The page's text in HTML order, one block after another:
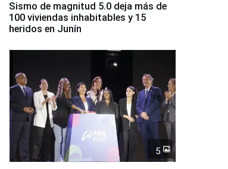
Sismo de magnitud 5.0 deja más de
100 viviendas inhabitables y 15
heridos en Junín
5